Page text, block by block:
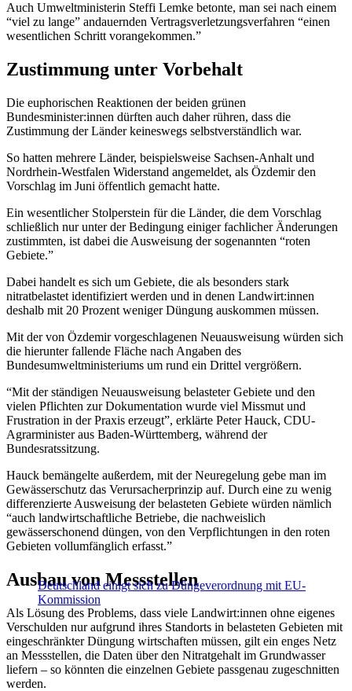
Auch Umweltministerin Steffi Lemke betonte, man sei nach einem
“viel zu lange” andauernden Vertragsverletzungsverfahren “einen
wesentlichen Schritt vorangekommen.”
Zustimmung unter Vorbehalt
Die euphorischen Reaktionen der beiden grünen
Bundesminister:innen dürften auch daher rühren, dass die
Zustimmung der Länder keineswegs selbstverständlich war.
So hatten mehrere Länder, beispielsweise Sachsen-Anhalt und
Nordrhein-Westfalen Widerstand angemeldet, als Özdemir den
Vorschlag im Juni öffentlich gemacht hatte.
Ein wesentlicher Stolperstein für die Länder, die dem Vorschlag
schließlich nur unter der Bedingung einiger fachlicher Änderungen
zustimmten, ist dabei die Ausweisung der sogenannten “roten
Gebiete.”
Dabei handelt es sich um Gebiete, die als besonders stark
nitratbelastet identifiziert werden und in denen Landwirt:innen
deshalb mit 20 Prozent weniger Düngung auskommen müssen.
Mit der von Özdemir vorgeschlagenen Neuausweisung würden sich
die hierunter fallende Fläche nach Angaben des
Bundesumweltministeriums um rund ein Drittel vergrößern.
“Mit der ständigen Neuausweisung belasteter Gebiete und den
vielen Pflichten zur Dokumentation wurde viel Missmut und
Frustration in der Praxis erzeugt”, erklärte Peter Hauck, CDU-
Agrarminister aus Baden-Württemberg, während der
Bundesratssitzung.
Hauck bemängelte außerdem, mit der Neuregelung gebe man im
Gewässerschutz das Verursacherprinzip auf. Durch eine zu wenig
differenzierte Ausweisung der belasteten Gebiete würden nämlich
“auch landwirtschaftliche Betriebe, die nachweislich
gewässerschonend düngen, von den Verpflichtungen in den roten
Gebieten vollumfänglich erfasst.”
Deutschland einigt sich zu Düngeverordnung mit EU-
Kommission
Ausbau von Messstellen
Als Lösung des Problems, dass viele Landwirt:innen ohne eigenes
Verschulden nur aufgrund ihres Standorts in belasteten Gebieten mit
eingeschränkter Düngung wirtschaften müssen, gilt ein enges Netz
an Messstellen, die Daten über den Nitratgehalt im Grundwasser
liefern – so könnten die einzelnen Gebiete passgenau zugeschnitten
werden.